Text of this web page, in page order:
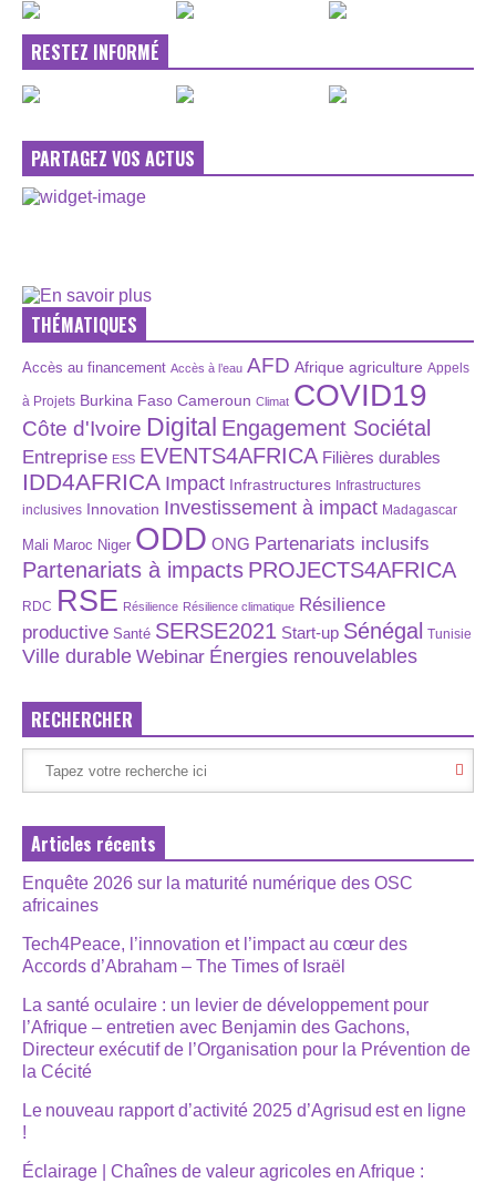
RESTEZ INFORMÉ
PARTAGEZ VOS ACTUS
THÉMATIQUES
Accès au financement Accès à l’eau AFD Afrique agriculture Appels
à Projets Burkina Faso Cameroun Climat COVID19
Côte d'Ivoire Digital Engagement Sociétal
Entreprise ESS EVENTS4AFRICA Filières durables
IDD4AFRICA Impact Infrastructures Infrastructures
inclusives Innovation Investissement à impact Madagascar
Mali Maroc Niger ODD ONG Partenariats inclusifs
Partenariats à impacts PROJECTS4AFRICA
RDC RSE Résilience Résilience climatique Résilience
productive Santé SERSE2021 Start-up Sénégal Tunisie
Ville durable Webinar Énergies renouvelables
RECHERCHER
Articles récents
Enquête 2026 sur la maturité numérique des OSC
africaines
Tech4Peace, l’innovation et l’impact au cœur des
Accords d’Abraham – The Times of Israël
La santé oculaire : un levier de développement pour
l’Afrique – entretien avec Benjamin des Gachons,
Directeur exécutif de l’Organisation pour la Prévention de
la Cécité
Le nouveau rapport d’activité 2025 d’Agrisud est en ligne
!
Éclairage | Chaînes de valeur agricoles en Afrique :